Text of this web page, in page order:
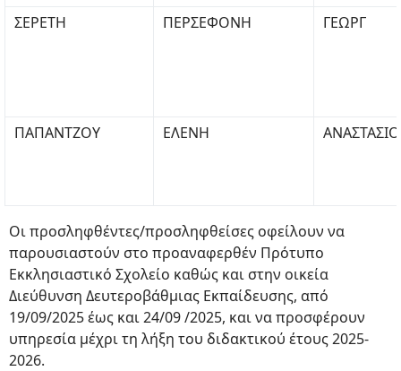
ΣΕΡΕΤΗ ΠΕΡΣΕΦΟΝΗ ΓΕΩΡΓ
ΠΑΠΑΝΤΖΟΥ ΕΛΕΝΗ
Οι προσληφθέντες/προσληφθείσες οφείλουν να
παρουσιαστούν στο προαναφερθέν Πρότυπο
Εκκλησιαστικό Σχολείο καθώς και στην οικεία
Διεύθυνση Δευτεροβάθμιας Εκπαίδευσης, από
19/09/2025 έως και 24/09 /2025, και να προσφέρουν
υπηρεσία μέχρι τη λήξη του διδακτικού έτους 2025-
2026.